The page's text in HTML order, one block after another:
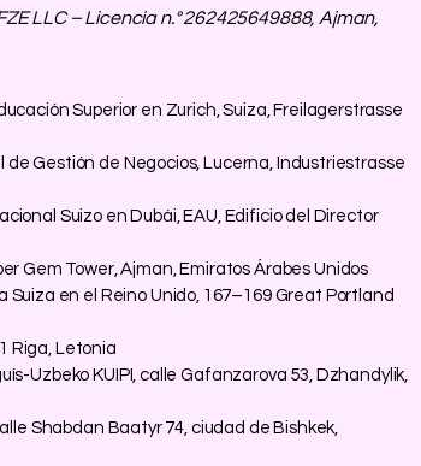
LLC – Licencia n.° 262425649888, Ajman,
Superior en Zurich, Suiza, Freilagerstrasse
de Gestión de Negocios, Lucerna, Industriestrasse
Suizo en Dubái, EAU, Edificio del Director
Gem Tower, Ajman, Emiratos Árabes Unidos
en el Reino Unido, 167–169 Great Portland
Riga, Letonia
Uzbeko KUIPI, calle Gafanzarova 53, Dzhandylik,
Shabdan Baatyr 74, ciudad de Bishkek,